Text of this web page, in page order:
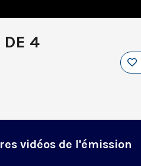
DE 4
vidéos de l'émission